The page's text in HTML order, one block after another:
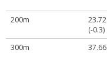
200m
23.72
(-0.3)
300m
37.66